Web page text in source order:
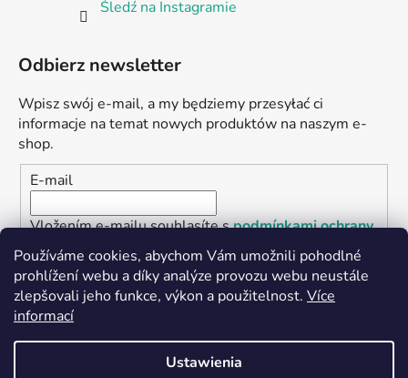
Používáme cookies, abychom Vám umožnili pohodlné
prohlížení webu a díky analýze provozu webu neustále
zlepšovali jeho funkce, výkon a použitelnost. Více
informací
Ustawienia
Śledź na Instagramie
Odbierz newsletter
Wpisz swój e-mail, a my będziemy przesyłać ci
informacje na temat nowych produktów na naszym e-
shop.
E-mail
Vložením e-mailu souhlasíte spodmínkami ochrany
osobních údajů
ZALOGUJ SIĘ